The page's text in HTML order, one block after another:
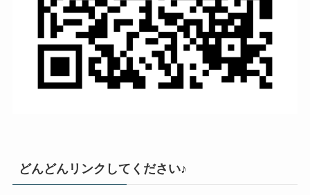
どんどんリンクしてください♪